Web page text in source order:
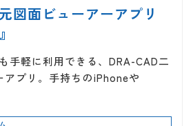
図面ビューアーアプリ
手軽に利用できる、DRA-CAD二
アプリ。手持ちのiPhoneや